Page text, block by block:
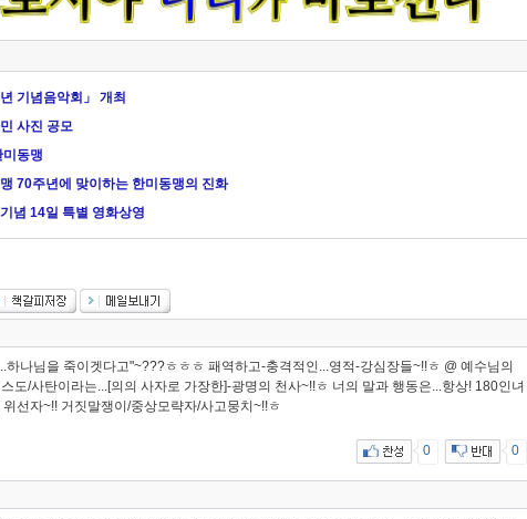
기념음악회」 개최
사진 공모
동맹
70주년에 맞이하는 한미동맹의 진화
념 14일 특별 영화상영
하나님을 죽이겟다고"~???ㅎㅎㅎ 패역하고-충격적인...영적-강심장들~!!ㅎ @ 예수님의
도/사탄이라는...[의의 사자로 가장한]-광명의 천사~!!ㅎ 너의 말과 행동은...항상! 180인녀
선자~!! 거짓말쟁이/중상모략자/사고뭉치~!!ㅎ
0 0